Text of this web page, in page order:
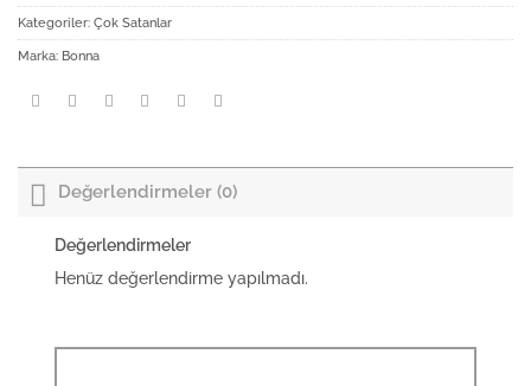
Kategoriler: Çok Satanlar
Marka: Bonna
Değerlendirmeler (0)
Değerlendirmeler
Henüz değerlendirme yapılmadı.